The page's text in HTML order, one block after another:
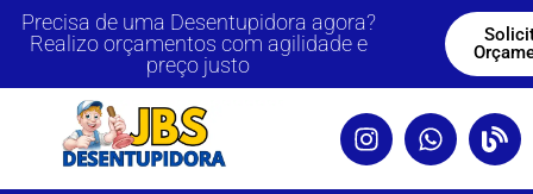
Precisa de uma Desentupidora agora?
Realizo orçamentos com agilidade e
preço justo